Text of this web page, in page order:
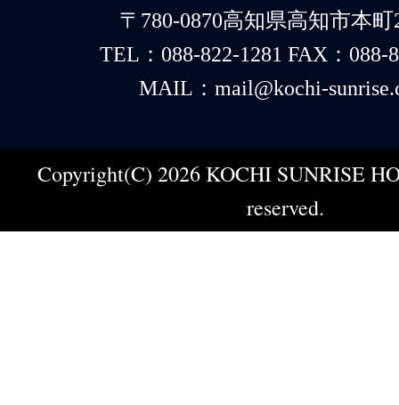
〒780-0870高知県高知市本町
TEL：088-822-1281 FAX：088-
MAIL：mail@kochi-
Copyright(C) 2026 KOCHI SUNRISE
reserved.